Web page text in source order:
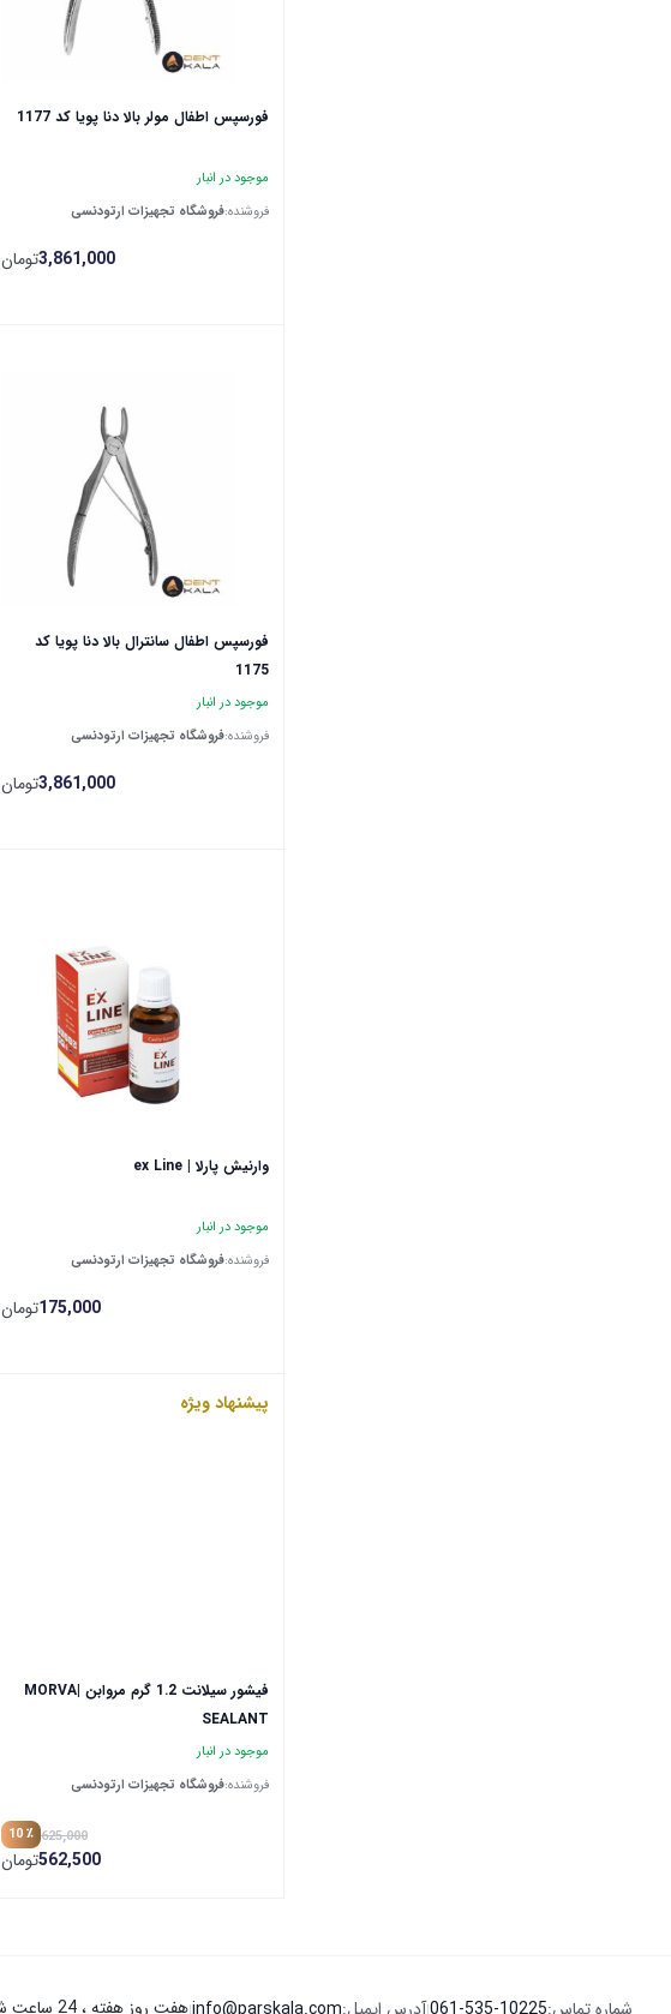
فورسپس اطفال ‌مولر بالا ‌دنا پویا کد 1177
موجود در انبار
فروشنده:فروشگاه تجهیزات ارتودنسی
3,861,000تومان
فورسپس اطفال ‌سانترال بالا ‌دنا پویا کد
1175
موجود در انبار
فروشنده:فروشگاه تجهیزات ارتودنسی
3,861,000تومان
وارنیش پارلا | ex Line
موجود در انبار
فروشنده:فروشگاه تجهیزات ارتودنسی
175,000تومان
پیشنهاد ویژه
فیشور سیلانت 1.2 گرم مروابن |MORVA
SEALANT
موجود در انبار
فروشنده:فروشگاه تجهیزات ارتودنسی
625,000 ٪ 10
562,500تومان
شماره تماس:061-535-10225
|آدرس ایمیل:info@parskala.com
|هفت روز هفته ، 24 ساعت شبانه‌روز پاسخگوی شما هستیم.